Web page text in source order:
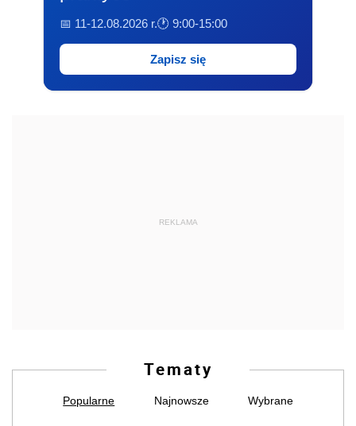
📅 11-12.08.2026 r.🕐 9:00-15:00
Zapisz się
REKLAMA
Tematy
Popularne Najnowsze Wybrane